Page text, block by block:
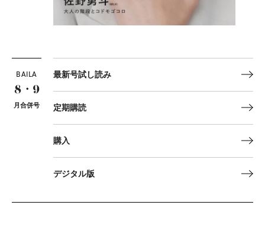
BAILA
8・9
月合併号
最新号試し読み
定期購読
購入
デジタル版